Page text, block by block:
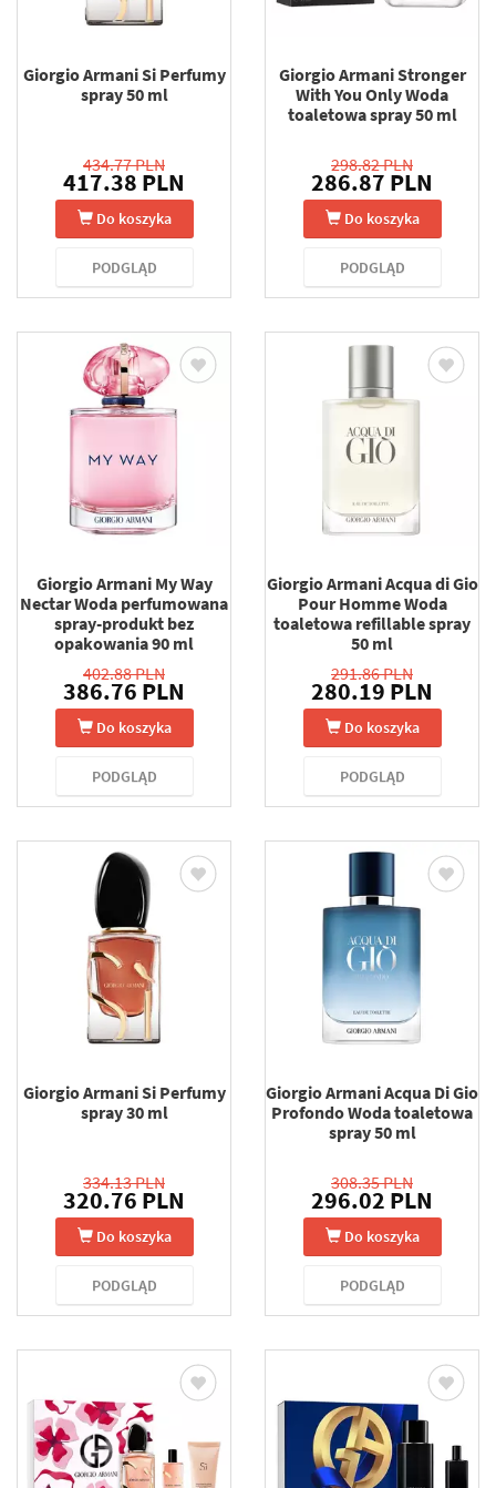
Giorgio Armani Si Perfumy
spray 50 ml
434.77 PLN
417.38 PLN
Do koszyka
PODGLĄD
Giorgio Armani Stronger
With You Only Woda
toaletowa spray 50 ml
298.82 PLN
286.87 PLN
Do koszyka
PODGLĄD
Giorgio Armani My Way
Nectar Woda perfumowana
spray-produkt bez
opakowania 90 ml
402.88 PLN
386.76 PLN
Do koszyka
PODGLĄD
Giorgio Armani Acqua di Gio
Pour Homme Woda
toaletowa refillable spray
50 ml
291.86 PLN
280.19 PLN
Do koszyka
PODGLĄD
Giorgio Armani Si Perfumy
spray 30 ml
334.13 PLN
320.76 PLN
Do koszyka
PODGLĄD
Giorgio Armani Acqua Di Gio
Profondo Woda toaletowa
spray 50 ml
308.35 PLN
296.02 PLN
Do koszyka
PODGLĄD